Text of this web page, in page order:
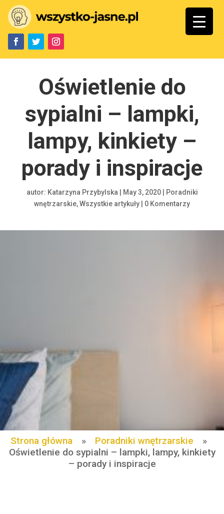
Oświetlenie do
sypialni – lampki,
lampy, kinkiety –
porady i inspiracje
autor: Katarzyna Przybylska | May 3, 2020| Poradniki
wnętrzarskie,Wszystkie artykuły | 0 Komentarzy
Strona główna » Poradniki wnętrzarskie
»
Oświetlenie do sypialni – lampki, lampy, kinkiety
– porady i inspiracje